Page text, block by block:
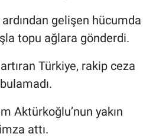
ardından gelişen hücumda
topu ağlara gönderdi.
Türkiye, rakip ceza
Aktürkoğlu’nun yakın
attı.